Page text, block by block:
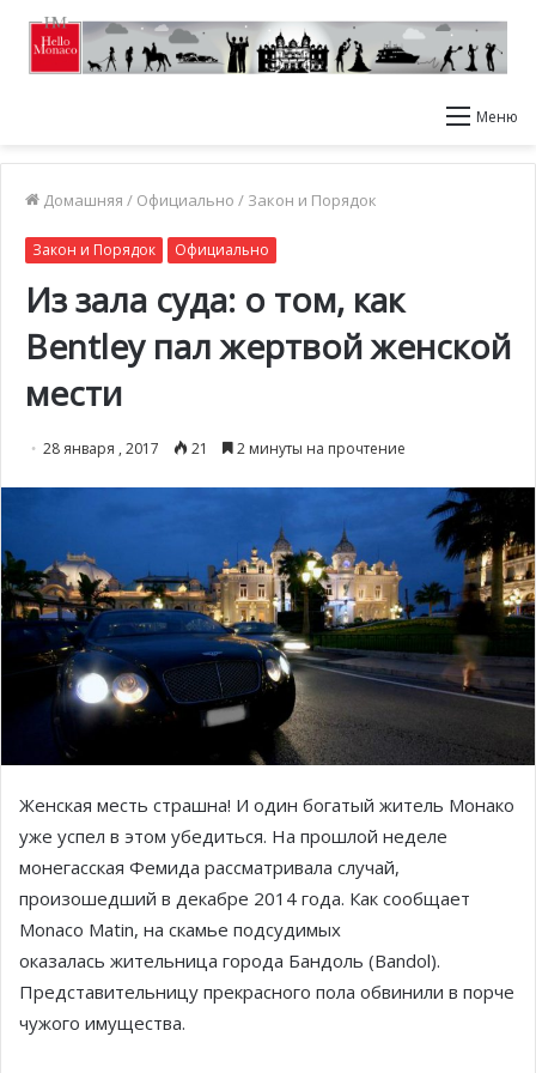
Меню
Домашняя / Официально / Закон и Порядок
Закон и Порядок Официально
Из зала суда: о том, как
Bentley пал жертвой женской
мести
28 января , 2017 21 2 минуты на прочтение
Женская месть страшна! И один богатый житель Монако
уже успел в этом убедиться. На прошлой неделе
монегасская Фемида рассматривала случай,
произошедший в декабре 2014 года. Как сообщает
Monaco Matin, на скамье подсудимых
оказалась жительница города Бандоль (Bandol).
Представительницу прекрасного пола обвинили в порче
чужого имущества.